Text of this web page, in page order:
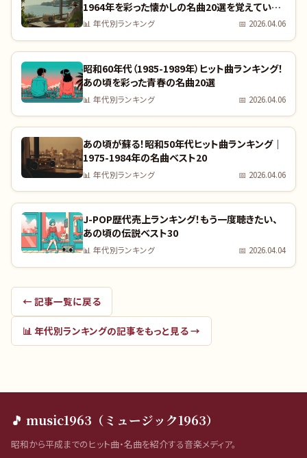
1964年を彩った懐かしの名曲20選を覚えていま
すか？｜全曲リスト付き
📊 年代別ランキング 📅 2026.04.06
昭和60年代（1985-1989年）ヒット曲ランキング！
あの頃を彩った青春の名曲20選
📊 年代別ランキング 📅 2026.04.06
あの頃が蘇る！昭和50年代ヒット曲ランキング｜
1975-1984年の名曲ベスト20
📊 年代別ランキング 📅 2026.04.06
J-POP歴代売上ランキング！もう一度聴きたい、
あの頃の伝説ベスト30
📊 年代別ランキング 📅 2026.04.04
← 記事一覧に戻る
📊 年代別ランキングの記事をもっと見る →
🎵 music1963（ミュージック1963）
昭和から平成までのヒット曲・名曲を紹介する音楽メディア。